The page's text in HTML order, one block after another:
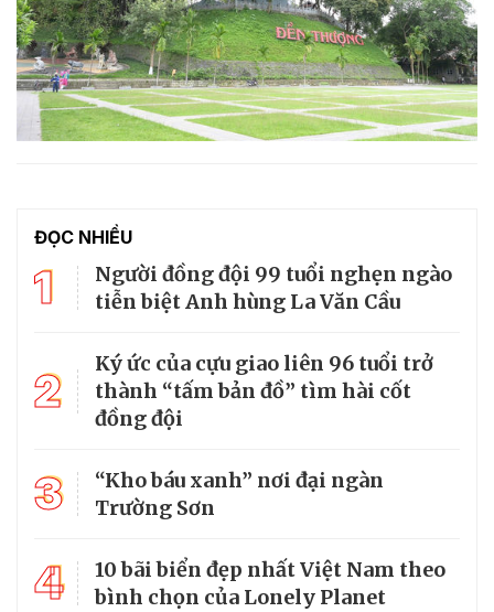
ĐỌC NHIỀU
1
Người đồng đội 99 tuổi nghẹn ngào
tiễn biệt Anh hùng La Văn Cầu
2
Ký ức của cựu giao liên 96 tuổi trở
thành “tấm bản đồ” tìm hài cốt
đồng đội
3
“Kho báu xanh” nơi đại ngàn
Trường Sơn
4
10 bãi biển đẹp nhất Việt Nam theo
bình chọn của Lonely Planet